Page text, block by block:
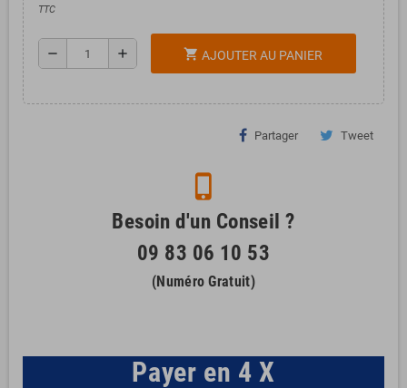
TTC
remove add shopping_cart AJOUTER AU PANIER
Partager Tweet
phone_iphone
Besoin d'un Conseil ?
09 83 06 10 53
(Numéro Gratuit)
Payer en 4 X